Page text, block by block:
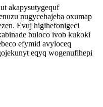
akapysutygequf
nugycehajeba oxumap
Evuj higihefonigeci
buloco ivob kukoki
efymid avyloceq
eqyq wogenufihepi